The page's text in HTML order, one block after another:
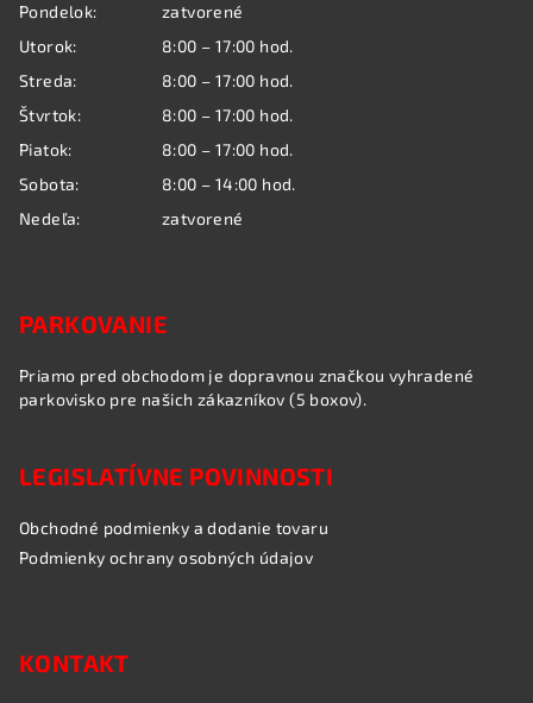
Pondelok:
zatvorené
Utorok:
8:00 – 17:00 hod.
Streda:
8:00 – 17:00 hod.
Štvrtok:
8:00 – 17:00 hod.
Piatok:
8:00 – 17:00 hod.
Sobota:
8:00 – 14:00 hod.
Nedeľa:
zatvorené
PARKOVANIE
Priamo pred obchodom je dopravnou značkou vyhradené
parkovisko pre našich zákazníkov (5 boxov).
LEGISLATÍVNE POVINNOSTI
Obchodné podmienky a dodanie tovaru
Podmienky ochrany osobných údajov
KONTAKT